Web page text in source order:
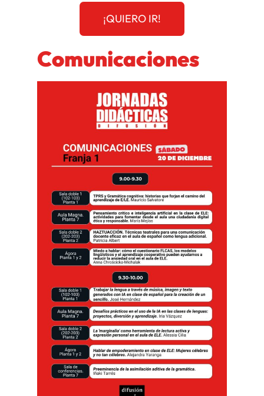
¡QUIERO IR!
Comunicaciones